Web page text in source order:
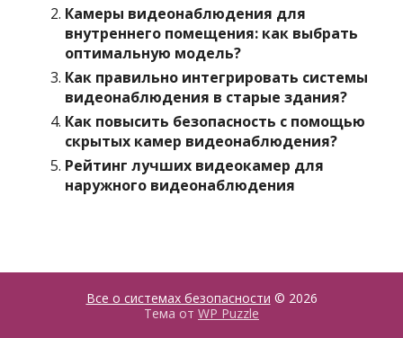
Камеры видеонаблюдения для
внутреннего помещения: как выбрать
оптимальную модель?
Как правильно интегрировать системы
видеонаблюдения в старые здания?
Как повысить безопасность с помощью
скрытых камер видеонаблюдения?
Рейтинг лучших видеокамер для
наружного видеонаблюдения
Все о системах безопасности © 2026
Тема от WP Puzzle